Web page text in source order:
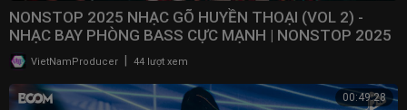
NONSTOP 2025 NHẠC GÕ HUYỀN THOẠI (VOL 2) -
NHẠC BAY PHÒNG BASS CỰC MẠNH | NONSTOP 2025
VINAHOUSE
VietNamProducer 44 lượt xem
00:49:28